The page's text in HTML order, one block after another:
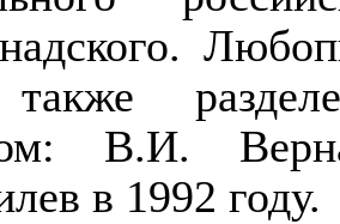
В.И.
в 1992 году.